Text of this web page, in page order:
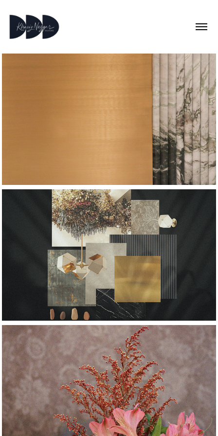
Project : Emporium
Project : Midnight
Dream
2021
Project : Love of
Fantasia